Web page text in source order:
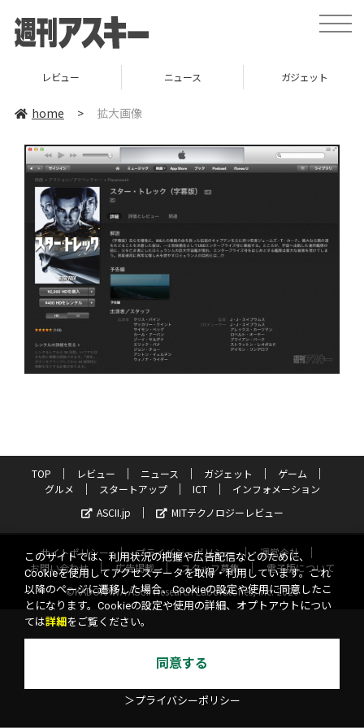
toggle
レビュー ニュース ガジェット
home > 拡大画像
TOP レビュー ニュース ガジェット
ゲーム
グルメ
スタートアップ ICT
インフォメーション
ASCII.jp
MITテクノロジーレビュー
サイトポリシー プライバシーポリシー
運営会社
お問い合わせ
広告掲載 スタッフ募集
電子版について
©KADOKAWA ASCII Research Laboratories, Inc. 2026
このサイトでは、利用状況の把握や広告配信などのために、
Cookieを使用してアクセスデータを取得・利用しています。これ
以降のページに遷移した場合、Cookieの設定や使用に同意したこ
とになります。Cookieの設定や使用の詳細、オプトアウトについ
ては詳細 をご覧ください。
同意する
＞プライバシーポリシー